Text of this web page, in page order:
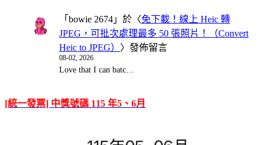
「 bowie 2674 」於〈免下載！線上 Heic 轉
JPEG，可批次處理最多 50 張照片！（Convert
Heic to JPEG） 〉發佈留言
08-02, 2026
Love that I can batc…
[統一發票] 中獎號碼 115 年5、6月